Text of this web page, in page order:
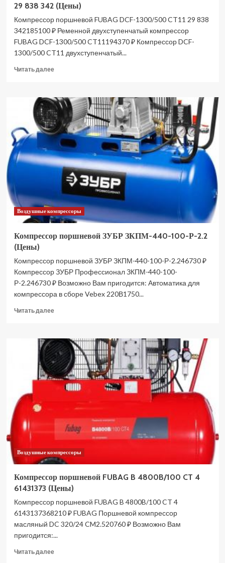
29 838 342 (Цены)
Компрессор поршневой FUBAG DCF-1300/500 CT11 29 838
342185100 ₽ Ременной двухступенчатый компрессор
FUBAG DCF-1300/500 CT11194370 ₽ Компрессор DCF-
1300/500 CT11 двухступенчатый...
Читать далееПрочитать
Компрессор
поршневой
FUBAG
DCF-
1300/500
CT11
29
838
342
(Цены)
Воздушные компрессоры
Компрессор поршневой ЗУБР ЗКПМ-440-100-Р-2.2
(Цены)
Компрессор поршневой ЗУБР ЗКПМ-440-100-Р-2.246730 ₽
Компрессор ЗУБР Профессионал ЗКПМ-440-100-
Р-2.246730 ₽ Возможно Вам пригодится: Автоматика для
компрессора в сборе Vebex 220В1750...
Читать далееПрочитать
Компрессор
поршневой
ЗУБР
ЗКПМ-440-
100-
Р-2.2
Воздушные компрессоры
Компрессор поршневой FUBAG B 4800B/100 CT 4
61431373 (Цены)
Компрессор поршневой FUBAG B 4800B/100 CT 4
6143137368210 ₽ FUBAG Поршневой компрессор
масляный DC 320/24 CM2.520760 ₽ Возможно Вам
пригодится:...
Читать далееПрочитать